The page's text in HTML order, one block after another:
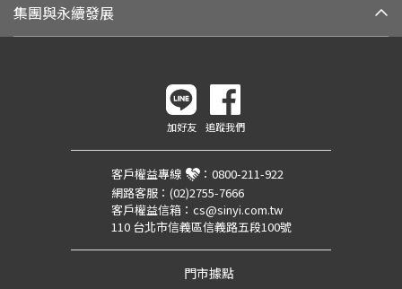
集團與永續發展
加好友 追蹤我們
客戶權益專線 ： 0800-211-922
網路客服： (02)2755-7666
客戶權益信箱： cs@sinyi.com.tw
110 台北市信義區信義路五段100號
門市據點